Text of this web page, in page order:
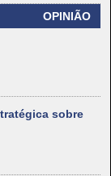
OPINIÃO
sobre